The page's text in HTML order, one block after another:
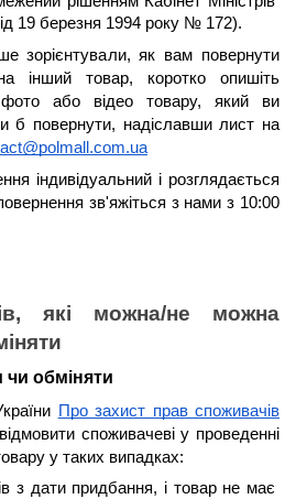
19 березня 1994 року № 172).
зорієнтували, як вам повернути
інший товар, коротко опишіть
фото або відео товару, який ви
б повернути, надіславши лист на
індивідуальний і розглядається
зв'яжіться з нами з 10:00
які можна/не можна
обміняти
Про захист прав споживачів
споживачеві у проведенні
у таких випадках:
з дати придбання, і товар не має